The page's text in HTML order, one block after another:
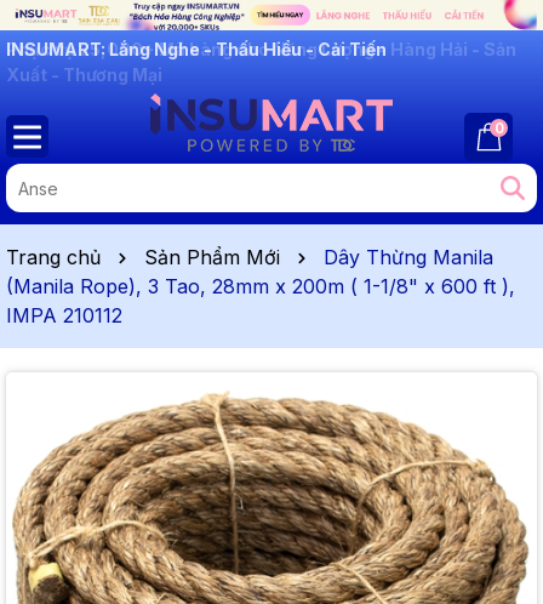
INSUMART: Lắng Nghe - Thấu Hiểu - Cải Tiến
0
Trang chủ Sản Phẩm Mới
Dây Thừng Manila
(Manila Rope), 3 Tao, 28mm x 200m ( 1-1/8" x 600 ft ),
IMPA 210112